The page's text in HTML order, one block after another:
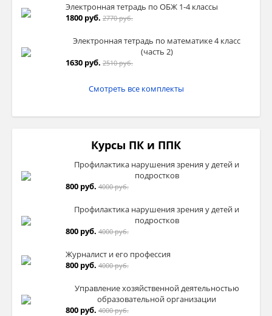
Электронная тетрадь по ОБЖ 1-4 классы
1800 руб. 2770 руб.
Электронная тетрадь по математике 4 класс
(часть 2)
1630 руб. 2510 руб.
Смотреть все комплекты
Курсы ПК и ППК
Профилактика нарушения зрения у детей и
подростков
800 руб. 4000 руб.
Профилактика нарушения зрения у детей и
подростков
800 руб. 4000 руб.
Журналист и его профессия
800 руб. 4000 руб.
Управление хозяйственной деятельностью
образовательной организации
800 руб. 4000 руб.